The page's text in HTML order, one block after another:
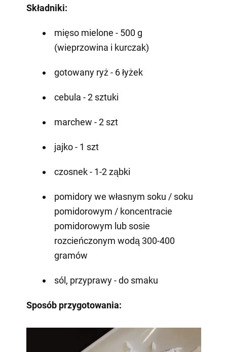
Składniki:
mięso mielone - 500 g
(wieprzowina i kurczak)
gotowany ryż - 6 łyżek
cebula - 2 sztuki
marchew - 2 szt
jajko - 1 szt
czosnek - 1-2 ząbki
pomidory we własnym soku / soku
pomidorowym / koncentracie
pomidorowym lub sosie
rozcieńczonym wodą 300-400
gramów
sól, przyprawy - do smaku
Sposób przygotowania: